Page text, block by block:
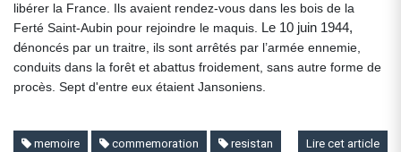
libérer la France. Ils avaient rendez-vous dans les bois de la
Ferté Saint-Aubin pour rejoindre le maquis. Le 10 juin 1944,
dénoncés par un traitre, ils sont arrêtés par l’armée ennemie,
conduits dans la forêt et abattus froidement, sans autre forme de
procès. Sept d'entre eux étaient Jansoniens.
Lire cet article
memoire commemoration
resistan